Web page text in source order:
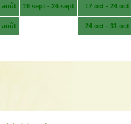
août 19 sept - 26 sept 17 oct - 24 oct
août 24 oct - 31 oct